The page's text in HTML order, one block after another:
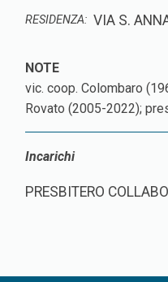
RESIDENZA: VIA S.
vic. coop. Colombaro
Rovato (2005-2022);
Incarichi
PRESBITERO